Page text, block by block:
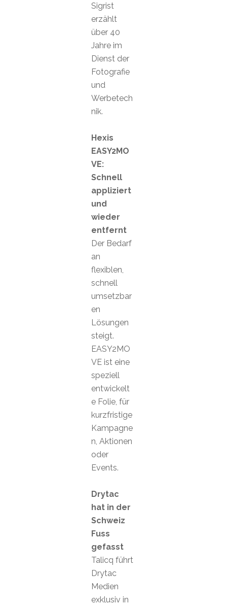
Sigrist
erzählt
über 40
Jahre im
Dienst der
Fotografie
und
Werbetech
nik.
Hexis
EASY2MO
VE:
Schnell
appliziert
und
wieder
entfernt
Der Bedarf
an
flexiblen,
schnell
umsetzbar
en
Lösungen
steigt.
EASY2MO
VE ist eine
speziell
entwickelt
e Folie, für
kurzfristige
Kampagne
n, Aktionen
oder
Events.
Drytac
hat in der
Schweiz
Fuss
gefasst
Talicq führt
Drytac
Medien
exklusiv in